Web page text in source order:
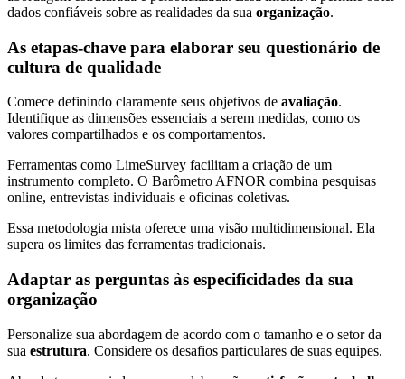
dados confiáveis sobre as realidades da sua organização.
As etapas-chave para elaborar seu questionário de
cultura de qualidade
Comece definindo claramente seus objetivos de avaliação.
Identifique as dimensões essenciais a serem medidas, como os
valores compartilhados e os comportamentos.
Ferramentas como LimeSurvey facilitam a criação de um
instrumento completo. O Barômetro AFNOR combina pesquisas
online, entrevistas individuais e oficinas coletivas.
Essa metodologia mista oferece uma visão multidimensional. Ela
supera os limites das ferramentas tradicionais.
Adaptar as perguntas às especificidades da sua
organização
Personalize sua abordagem de acordo com o tamanho e o setor da
sua estrutura. Considere os desafios particulares de suas equipes.